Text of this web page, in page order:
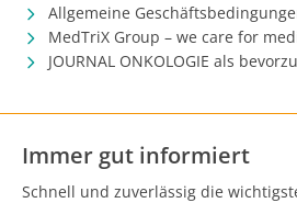
Allgemeine
MedTriX Group – we care for
JOURNAL ONKOLOGIE als
Immer gut informiert
Schnell und zuverlässig die